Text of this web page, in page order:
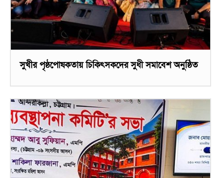
সুখীর পৃষ্ঠপোষকতায় চিকিৎসকদের সুধী সমাবেশ অনুষ্ঠিত